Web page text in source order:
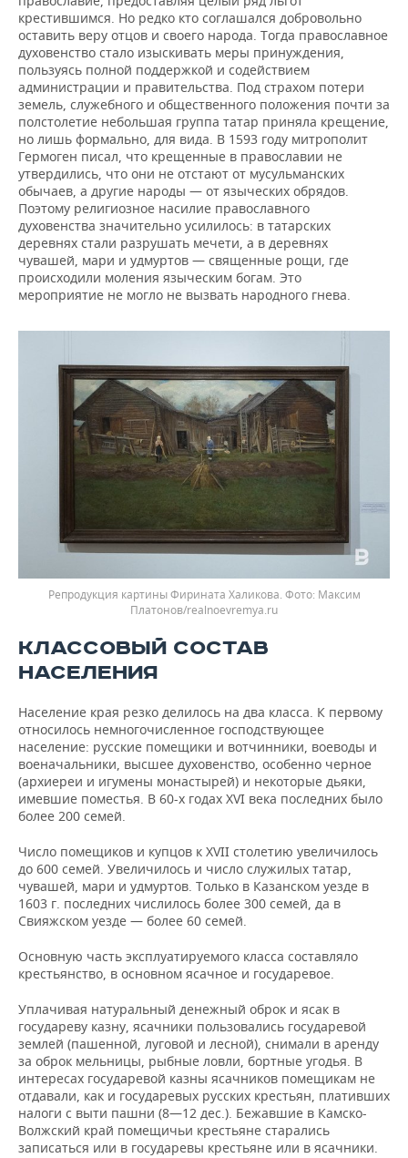
крестившимся. Но редко кто соглашался добровольно
оставить веру отцов и своего народа. Тогда православное
духовенство стало изыскивать меры принуждения,
пользуясь полной поддержкой и содействием
администрации и правительства. Под страхом потери
земель, служебного и общественного положения почти за
полстолетие небольшая группа татар приняла крещение,
но лишь формально, для вида. В 1593 году митрополит
Гермоген писал, что крещенные в православии не
утвердились, что они не отстают от мусульманских
обычаев, а другие народы — от языческих обрядов.
Поэтому религиозное насилие православного
духовенства значительно усилилось: в татарских
деревнях стали разрушать мечети, а в деревнях
чувашей, мари и удмуртов — священные рощи, где
происходили моления языческим богам. Это
мероприятие не могло не вызвать народного гнева.
Репродукция картины Фирината Халикова.
Максим
Платонов/realnoevremya.ru
КЛАССОВЫЙ СОСТАВ
НАСЕЛЕНИЯ
Население края резко делилось на два класса. К первому
относилось немногочисленное господствующее
население: русские помещики и вотчинники, воеводы и
военачальники, высшее духовенство, особенно черное
(архиереи и игумены монастырей) и некоторые дьяки,
имевшие поместья. В 60-х годах XVI века последних было
более 200 семей.
Число помещиков и купцов к XVII столетию увеличилось
до 600 семей. Увеличилось и число служилых татар,
чувашей, мари и удмуртов. Только в Казанском уезде в
1603 г. последних числилось более 300 семей, да в
Свияжском уезде — более 60 семей.
Основную часть эксплуатируемого класса составляло
крестьянство, в основном ясачное и государевое.
Уплачивая натуральный денежный оброк и ясак в
государеву казну, ясачники пользовались государевой
землей (пашенной, луговой и лесной), снимали в аренду
за оброк мельницы, рыбные ловли, бортные угодья. В
интересах государевой казны ясачников помещикам не
отдавали, как и государевых русских крестьян, плативших
налоги с выти пашни (8—12 дес.). Бежавшие в Камско-
Волжский край помещичьи крестьяне старались
записаться или в государевы крестьяне или в ясачники.